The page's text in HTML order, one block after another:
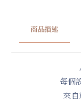
商品描述
每個
來